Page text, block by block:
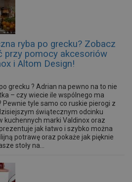
ryba po grecku? Zobacz
przy pomocy akcesoriów
i Altom Design!
grecku ? Adrian na pewno na to nie
– czy wiecie ile wspólnego ma
Pewnie tyle samo co ruskie pierogi z
świątecznym odcinku
kuchennych marki Valdinox oraz
jak łatwo i szybko można
potrawę oraz pokaże jak pięknie
stoły na...